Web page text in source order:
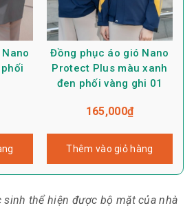
Đồng phục áo gió Nano
Protect Plus màu xanh
đen phối vàng ghi 01
165,000₫
Thêm vào giỏ hàng
thể hiện được bộ mặt của nhà